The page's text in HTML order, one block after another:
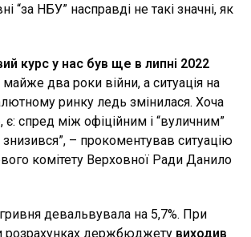
“за НБУ” насправді не такі значні, як
курс у нас був ще в липні 2022
два роки війни, а ситуація на
ринку ледь змінилася. Хоча
є: спред між офіційним і “вуличним”
знизився”, – прокоментував ситуацію
комітету Верховної Ради Данило
девальвувала на 5,7%. При
розрахунках держбюджету виходив